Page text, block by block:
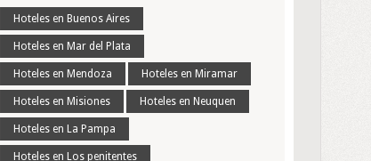
Hoteles en Buenos Aires
Hoteles en Mar del Plata
Hoteles en Mendoza Hoteles en Miramar
Hoteles en Misiones Hoteles en Neuquen
Hoteles en La Pampa
Hoteles en Los penitentes